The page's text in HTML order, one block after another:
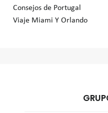
Consejos de Portugal
Viaje Miami Y Orlando